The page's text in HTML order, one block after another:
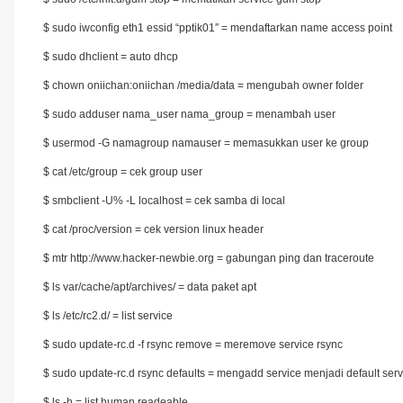
$ sudo iwconfig eth1 essid “pptik01″ = mendaftarkan name access point
$ sudo dhclient = auto dhcp
$ chown oniichan:oniichan /media/data = mengubah owner folder
$ sudo adduser nama_user nama_group = menambah user
$ usermod -G namagroup namauser = memasukkan user ke group
$ cat /etc/group = cek group user
$ smbclient -U% -L localhost = cek samba di local
$ cat /proc/version = cek version linux header
$ mtr http://www.hacker-newbie.org = gabungan ping dan traceroute
$ ls var/cache/apt/archives/ = data paket apt
$ ls /etc/rc2.d/ = list service
$ sudo update-rc.d -f rsync remove = meremove service rsync
$ sudo update-rc.d rsync defaults = mengadd service menjadi default